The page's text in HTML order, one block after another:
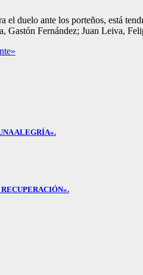
el duelo ante los porteños, está
Gastón Fernández; Juan Leiva,
ALEGRÍA».